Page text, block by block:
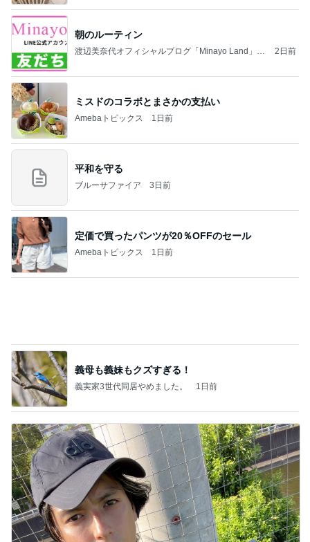
朝のルーティン
渡辺美奈代オフィシャルブログ「Minayo Land」P
2日前
ミスドのコラボとまさかの支払い
Amebaトピックス 1日前
平和を守る
ブルーサファイア 3日前
定価で買ったパンツが20％OFFのセール
Amebaトピックス 1日前
義母も義妹もクズすぎる！
義実家3世代同居やめました。 1日前